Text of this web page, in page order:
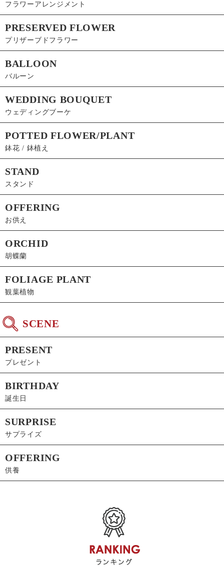
フラワーアレンジメント
PRESERVED FLOWER
プリザーブドフラワー
BALLOON
バルーン
WEDDING BOUQUET
ウェディングブーケ
POTTED FLOWER/PLANT
鉢花 / 鉢植え
STAND
スタンド
OFFERING
お供え
ORCHID
胡蝶蘭
FOLIAGE PLANT
観葉植物
SCENE
PRESENT
プレゼント
BIRTHDAY
誕生日
SURPRISE
サプライズ
OFFERING
供養